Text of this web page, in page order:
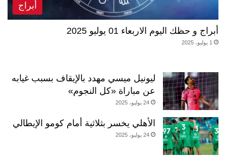
أبراج
أبراج و حظك اليوم الاربعاء 01 يوليو 2025
1 يوليو، 2025
ليونيل ميسي مهدد بالإيقاف بسبب غيابه
عن مباراة «كل النجوم»
24 يوليو، 2025
الأهلي يخسر بثلاثية أمام كومو الإيطالي
24 يوليو، 2025